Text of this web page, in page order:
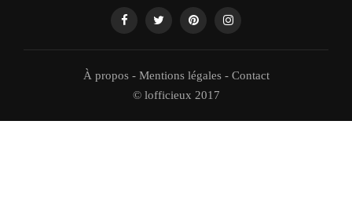
À propos- Mentions légales- Contact
© lofficieux 2017